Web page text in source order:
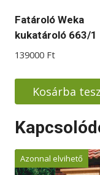
Fatároló Weka
kukatároló 663/1
139000 Ft
Kosárba
Azonnal elvihető